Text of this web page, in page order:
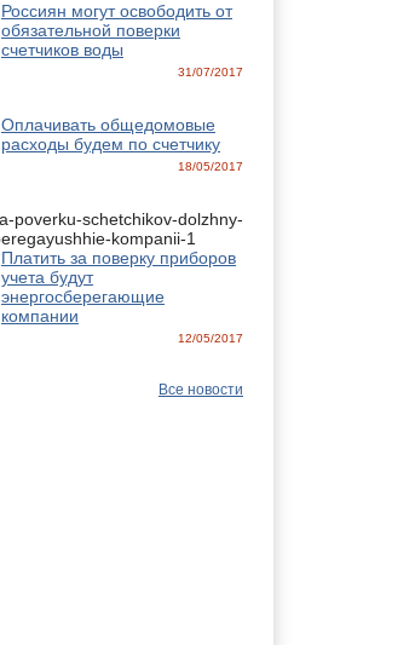
Россиян могут освободить от
обязательной поверки
счетчиков воды
31/07/2017
Оплачивать общедомовые
расходы будем по счетчику
18/05/2017
Платить за поверку приборов
учета будут
энергосберегающие
компании
12/05/2017
Все новости